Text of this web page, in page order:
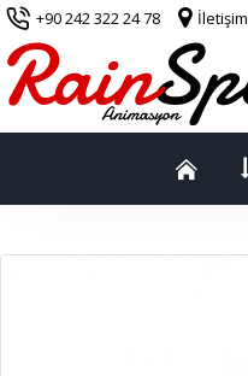
+90 242 322 24 78 İletişim